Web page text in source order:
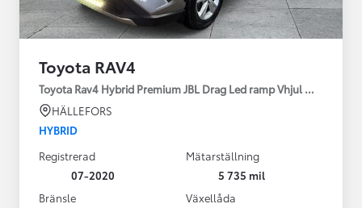
Toyota RAV4
Toyota Rav4 Hybrid Premium JBL Drag Led ramp Vhjul motorv
HÄLLEFORS
HYBRID
Registrerad
07-2020
Mätarställning
5 735 mil
Bränsle
Växellåda